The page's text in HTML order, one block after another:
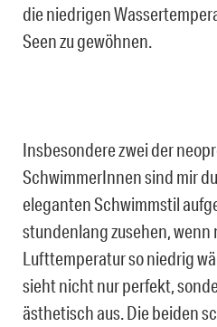
die niedrigen
Seen zu gewöhnen.
Insbesondere zwei der
SchwimmerInnen sind mir
eleganten Schwimmstil
stundenlang zusehen, wenn
Lufttemperatur so niedrig
sieht nicht nur perfekt,
ästhetisch aus. Die beiden